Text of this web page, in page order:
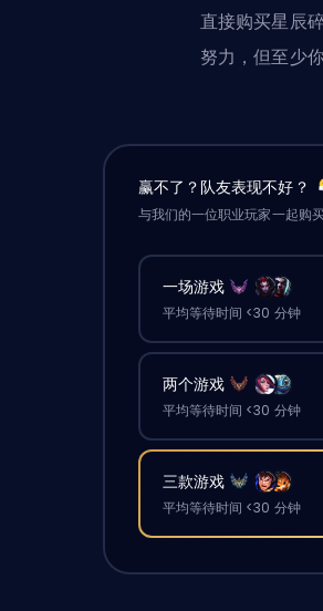
直接购买星辰
努力，但至少
赢不了？队友表现不好？
与我们的一位职业玩家一起购买
一场游戏
平均等待时间 <30 分钟
两个游戏
平均等待时间 <30 分钟
三款游戏
平均等待时间 <30 分钟